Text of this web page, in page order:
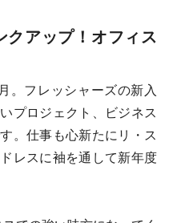
クアップ！オフィス
。フレッシャーズの新入
プロジェクト、ビジネス
。仕事も心新たにリ・ス
レスに袖を通して新年度